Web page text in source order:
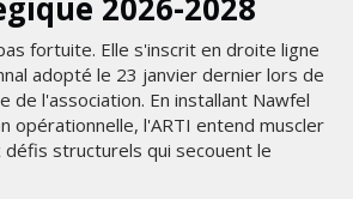
2026-2028
fortuite. Elle s'inscrit en droite ligne
adopté le 23 janvier dernier lors de
de l'association. En installant Nawfel
opérationnelle, l'ARTI entend muscler
défis structurels qui secouent le